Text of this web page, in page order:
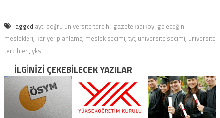
Tagged ayt, doğru üniversite tercihi, gazetekadıköy, geleceğin
meslekleri, kariyer planlama, meslek seçimi, tyt, üniversite seçimi, üniversite
tercihleri, yks
İLGINIZI ÇEKEBILECEK YAZILAR